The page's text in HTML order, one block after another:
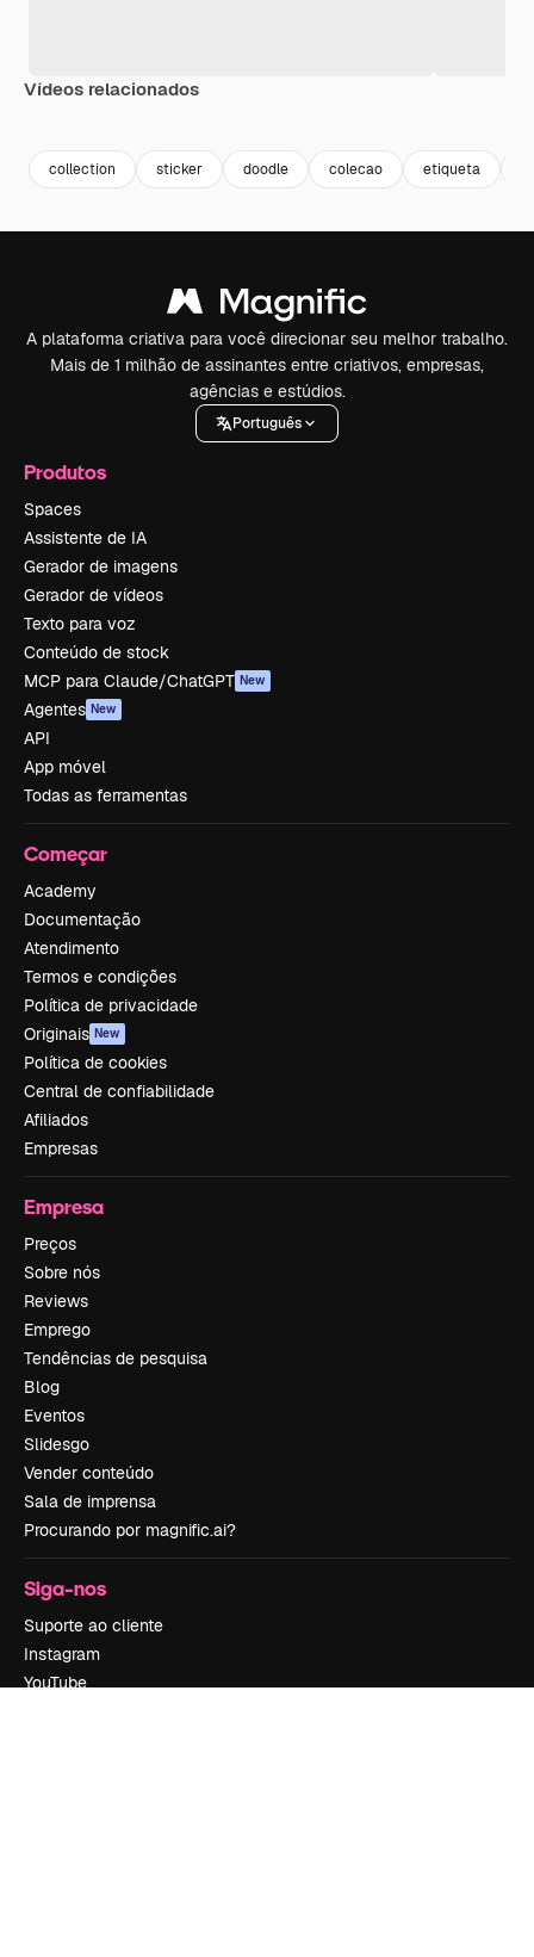
Vídeos relacionados
collection sticker doodle colecao etiqueta
A plataforma criativa para você direcionar seu melhor trabalho.
Mais de 1 milhão de assinantes entre criativos, empresas,
agências e estúdios.
Português
Produtos
Spaces
Assistente de IA
Gerador de imagens
Gerador de vídeos
Texto para voz
Conteúdo de stock
MCP para Claude/ChatGPT New
Agentes New
API
App móvel
Todas as ferramentas
Começar
Academy
Documentação
Atendimento
Termos e condições
Política de privacidade
Originais New
Política de cookies
Central de confiabilidade
Afiliados
Empresas
Empresa
Preços
Sobre nós
Reviews
Emprego
Tendências de pesquisa
Blog
Eventos
Slidesgo
Vender conteúdo
Sala de imprensa
Procurando por magnific.ai?
Siga-nos
Suporte ao cliente
Instagram
YouTube